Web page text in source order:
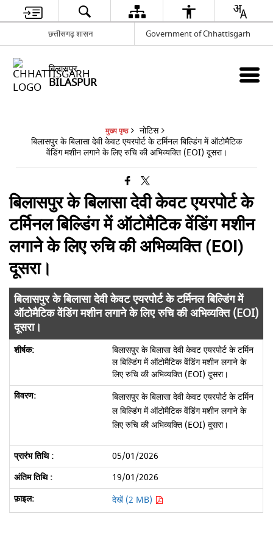
छत्तीसगढ़ शासन Government of Chhattisgarh
बिलासपुर
BILASPUR
मुख्य पृष्ठ
नोटिस
बिलासपुर के बिलासा देवी केवट एयरपोर्ट के टर्मिनल बिल्डिंग में ऑटोमैटिक
वेंडिंग मशीन लगाने के लिए रुचि की अभिव्यक्ति (EOI) दूसरा।
बिलासपुर के बिलासा देवी केवट एयरपोर्ट के
टर्मिनल बिल्डिंग में ऑटोमैटिक वेंडिंग मशीन
लगाने के लिए रुचि की अभिव्यक्ति (EOI)
दूसरा।
बिलासपुर के बिलासा देवी केवट एयरपोर्ट के टर्मिनल बिल्डिंग में
ऑटोमैटिक वेंडिंग मशीन लगाने के लिए रुचि की अभिव्यक्ति (EOI)
दूसरा।
बिलासपुर के बिलासा देवी केवट एयरपोर्ट के टर्मिन
ल बिल्डिंग में ऑटोमैटिक वेंडिंग मशीन लगाने के
लिए रुचि की अभिव्यक्ति (EOI) दूसरा।
बिलासपुर के बिलासा देवी केवट एयरपोर्ट के टर्मिन
ल बिल्डिंग में ऑटोमैटिक वेंडिंग मशीन लगाने के
लिए रुचि की अभिव्यक्ति (EOI) दूसरा।
05/01/2026
19/01/2026
देखें (2 MB)